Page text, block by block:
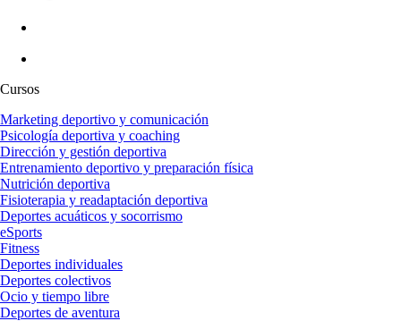
Cursos
Marketing deportivo y comunicación
Psicología deportiva y coaching
Dirección y gestión deportiva
Entrenamiento deportivo y preparación física
Nutrición deportiva
Fisioterapia y readaptación deportiva
Deportes acuáticos y socorrismo
eSports
Fitness
Deportes individuales
Deportes colectivos
Ocio y tiempo libre
Deportes de aventura